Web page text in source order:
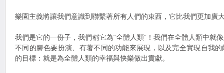
樂園主義將讓我們意識到聯繫著所有人們的東西，它比我們更加廣
我們是它的一份子，我們稱它為“全體人類”！我們在全體人類中就
不同的腳色要扮演、有著不同的功能來展現，以及完全實現自我
的目標：就是為全體人類的幸福與快樂做出貢獻。